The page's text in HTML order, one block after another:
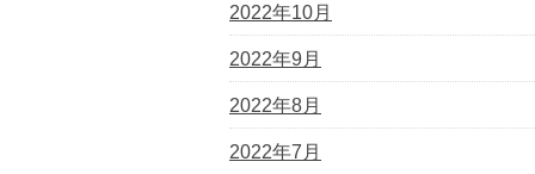
2022年10月
2022年9月
2022年8月
2022年7月